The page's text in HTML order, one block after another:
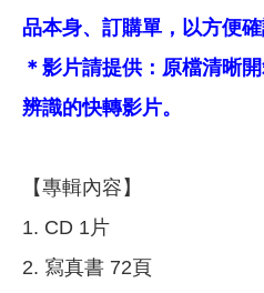
品本身、訂購單，以方便確
＊影片請提供：原檔清晰
辨識的快轉影片。
【專輯內容】
1. CD 1片
2. 寫真書 72頁